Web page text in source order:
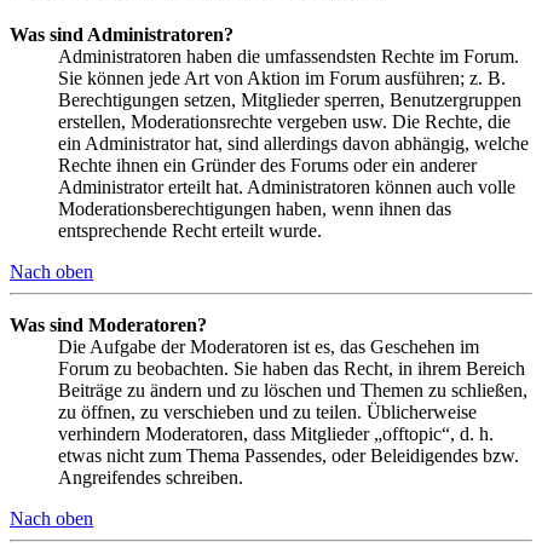
Was sind Administratoren?
Administratoren haben die umfassendsten Rechte im Forum.
Sie können jede Art von Aktion im Forum ausführen; z. B.
Berechtigungen setzen, Mitglieder sperren, Benutzergruppen
erstellen, Moderationsrechte vergeben usw. Die Rechte, die
ein Administrator hat, sind allerdings davon abhängig, welche
Rechte ihnen ein Gründer des Forums oder ein anderer
Administrator erteilt hat. Administratoren können auch volle
Moderationsberechtigungen haben, wenn ihnen das
entsprechende Recht erteilt wurde.
Nach oben
Was sind Moderatoren?
Die Aufgabe der Moderatoren ist es, das Geschehen im
Forum zu beobachten. Sie haben das Recht, in ihrem Bereich
Beiträge zu ändern und zu löschen und Themen zu schließen,
zu öffnen, zu verschieben und zu teilen. Üblicherweise
verhindern Moderatoren, dass Mitglieder „offtopic“, d. h.
etwas nicht zum Thema Passendes, oder Beleidigendes bzw.
Angreifendes schreiben.
Nach oben